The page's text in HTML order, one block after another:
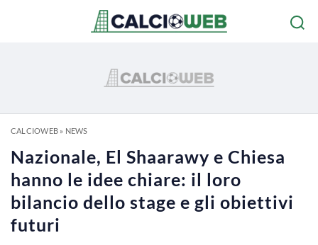
CALCIOWEB» NEWS
Nazionale, El Shaarawy e Chiesa
hanno le idee chiare: il loro
bilancio dello stage e gli obiettivi
futuri